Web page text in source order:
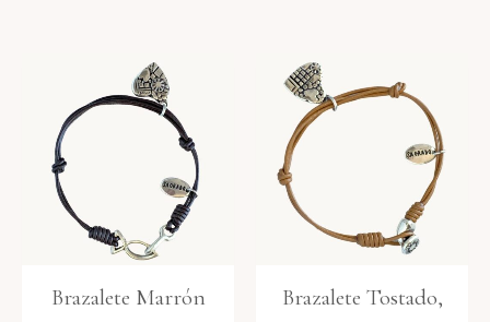
Brazalete Marrón
Brazalete Tostado,